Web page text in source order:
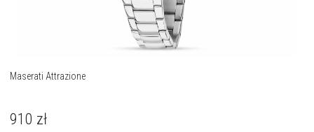
Maserati Attrazione
910 zł